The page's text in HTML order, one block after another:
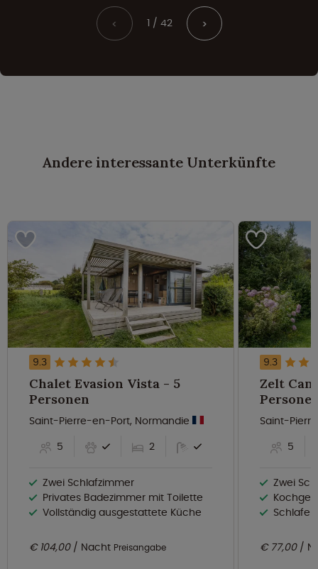
< 1 / 42 >
Andere interessante Unterkünfte
9.3
Chalet Evasion Vista - 5
Personen
Saint-Pierre-en-Port, Normandie
5
2
Zwei Schlafzimmer
Privates Badezimmer mit Toilette
Vollständig ausgestattete Küche
€ 104,00 Nacht Preisangabe
9.3
Zelt
Saint-
5
Zwei
€ 77,00